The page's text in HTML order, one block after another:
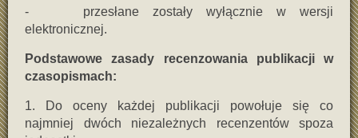
- przesłane zostały wyłącznie w wersji
elektronicznej.
Podstawowe zasady recenzowania publikacji w
czasopismach:
1. Do oceny każdej publikacji powołuje się co
najmniej dwóch niezależnych recenzentów spoza